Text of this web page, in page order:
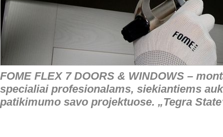
FOME FLEX 7 DOORS & WINDOWS –
specialiai profesionalams, siekiantiems
patikimumo savo projektuose. „Tegra